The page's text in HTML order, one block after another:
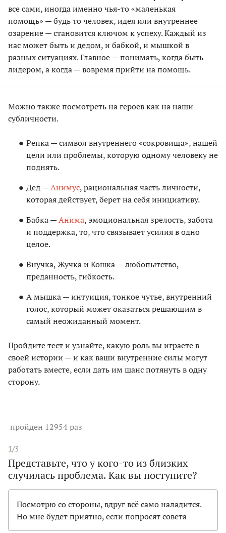
все сами, иногда именно чья-то «маленькая
помощь» — будь то человек, идея или внутреннее
озарение — становится ключом к успеху. Каждый из
нас может быть и дедом, и бабкой, и мышкой в
разных ситуациях. Главное — понимать, когда быть
лидером, а когда — вовремя прийти на помощь.
Можно также посмотреть на героев как на наши
субличности.
Репка — символ внутреннего «сокровища», нашей
цели или проблемы, которую одному человеку не
поднять.
Дед —Анимус, рациональная часть личности,
которая действует, берет на себя инициативу.
Бабка —Анима, эмоциональная зрелость, забота
и поддержка, то, что связывает усилия в одно
целое.
Внучка, Жучка и Кошка — любопытство,
преданность, гибкость.
А мышка — интуиция, тонкое чутье, внутренний
голос, который может оказаться решающим в
самый неожиданный момент.
Пройдите тест и узнайте, какую роль вы играете в
своей истории — и как ваши внутренние силы могут
работать вместе, если дать им шанс потянуть в одну
сторону.
пройден 12954 раз
1/3
Представьте, что у кого-то из близких
случилась проблема. Как вы поступите?
Посмотрю со стороны, вдруг всё само наладится.
Но мне будет приятно, если попросят совета